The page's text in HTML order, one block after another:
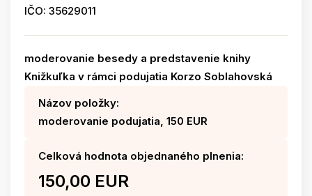
IČO: 35629011
moderovanie besedy a predstavenie knihy
Knižkuľka v rámci podujatia Korzo Soblahovská
Názov položky:
moderovanie podujatia, 150 EUR
Celková hodnota objednaného plnenia:
150,00 EUR